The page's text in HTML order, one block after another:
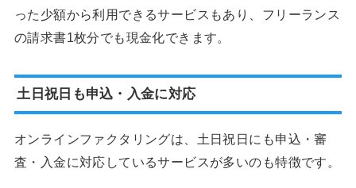
った少額から利用できるサービスもあり、フリーランス
の請求書1枚分でも現金化できます。
土日祝日も申込・入金に対応
オンラインファクタリングは、土日祝日にも申込・審
査・入金に対応しているサービスが多いのも特徴です。